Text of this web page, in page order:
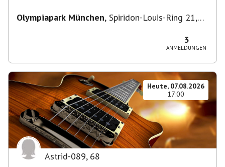
Olympiapark München, Spiridon-Louis-Ring 21,
3
ANMELDUNGEN
Heute, 07.08.2026
17:00
Astrid-089, 68